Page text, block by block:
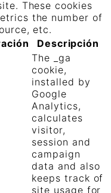
These cookies
the number of
etc.
Descripción
The _ga
cookie,
installed by
Google
Analytics,
calculates
visitor,
session and
campaign
data and also
keeps track of
site usage for